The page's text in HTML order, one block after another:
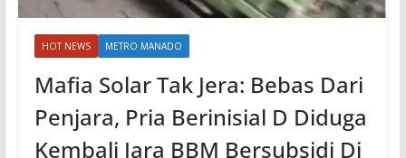
HOT NEWS METRO MANADO
Mafia Solar Tak Jera: Bebas Dari
Penjara, Pria Berinisial D Diduga
Kembali Jara BBM Bersubsidi Di